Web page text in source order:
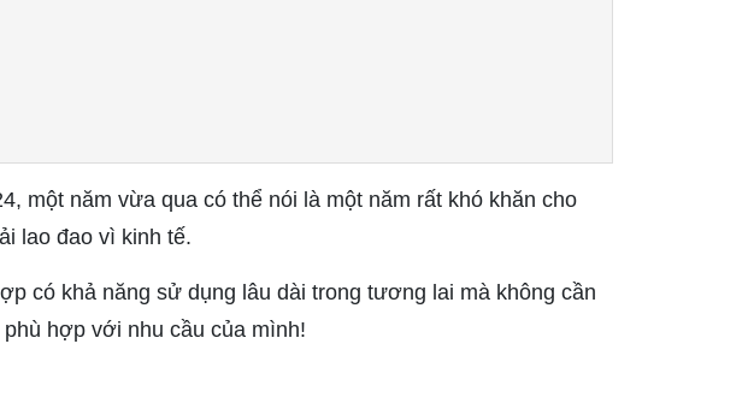
một năm vừa qua có thể nói là một năm rất khó khăn cho
lao đao vì kinh tế.
có khả năng sử dụng lâu dài trong tương lai mà không cần
hợp với nhu cầu của mình!